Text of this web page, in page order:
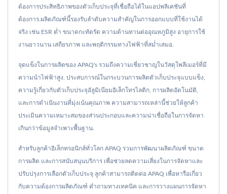
ต้องการประสิทธิภาพของตัวเก็บประจุที่เชื่อถือได้ในแอปพลิเคชันที่
ต้องการ.ผลิตภัณฑ์นี้รองรับลำดับความสำคัญในการออกแบบที่ใช้งานได้
จริง เช่น ESR ต่ำ ขนาดกะทัดรัด ความต้านทานต่ออุณหภูมิสูง อายุการใช้
งานยาวนาน เสถียรภาพ และพฤติกรรมทางไฟฟ้าที่สม่ำเสมอ.
จุดแข็งในการผลิตของ APAQ's รวมถึงความเชี่ยวชาญในวัสดุโพลีเมอร์ที่มี
ความนำไฟฟ้าสูง, ประสบการณ์ในกระบวนการผลิตตัวเก็บประจุแบบแข็ง,
ความรู้เกี่ยวกับตัวเก็บประจุอัลูมิเนียมอิเล็กโทรไลติก, การผลิตอัตโนมัติ,
และการดำเนินงานที่มุ่งเน้นคุณภาพ ความสามารถเหล่านี้ช่วยให้ลูกค้า
ประเมินความเหมาะสมของส่วนประกอบและความน่าเชื่อถือในการจัดหา
เกินกว่าข้อมูลจำเพาะพื้นฐาน.
สำหรับลูกค้าอิเล็กทรอนิกส์ทั่วโลก APAQ รวมการพัฒนาผลิตภัณฑ์ ขนาด
การผลิต และการสนับสนุนบริการ เพื่อช่วยลดความเสี่ยงในการจัดหาและ
ปรับปรุงการเลือกตัวเก็บประจุ ลูกค้าสามารถติดต่อ APAQ เพื่อหารือเกี่ยว
กับความต้องการผลิตภัณฑ์ คำถามทางเทคนิค และการวางแผนการจัดหา